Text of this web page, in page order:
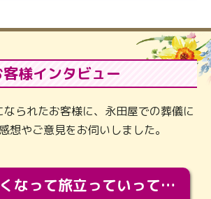
客様インタビュー
られたお客様に、永田屋での葬儀に
想やご意見をお伺いしました。
「カッコよくなって旅立っていってくれました（笑）もっとカッコいいって言ってあげればよかったな」